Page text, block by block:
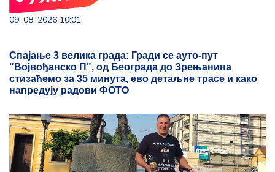
09. 08. 2026 10:01
Спајање 3 велика града: Гради се ауто-пут
"Војвођанско П", од Београда до Зрењанина
стизаћемо за 35 минута, ево детаљне трасе и како
напредују радови ФОТО